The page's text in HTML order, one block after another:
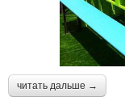
читать дальше →